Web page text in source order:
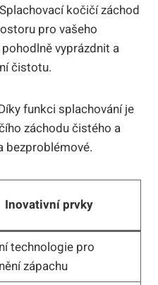
Splachovací kočičí záchod
pro vašeho
vyprázdnit a
čistotu.
funkci splachování je
záchodu čistého a
bezproblémové.
Inovativní prvky
technologie pro
zápachu